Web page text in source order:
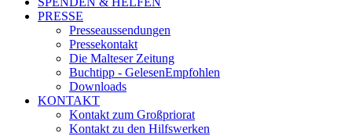
PRESSE
Presseaussendungen
Pressekontakt
Die Malteser Zeitung
Buchtipp - GelesenEmpfohlen
Downloads
KONTAKT
Kontakt zum Großpriorat
Kontakt zu den Hilfswerken